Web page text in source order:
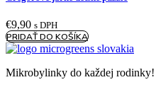
€9,90 s DPH
PRIDAŤ DO KOŠÍKA
Mikrobylinky do každej rodinky!